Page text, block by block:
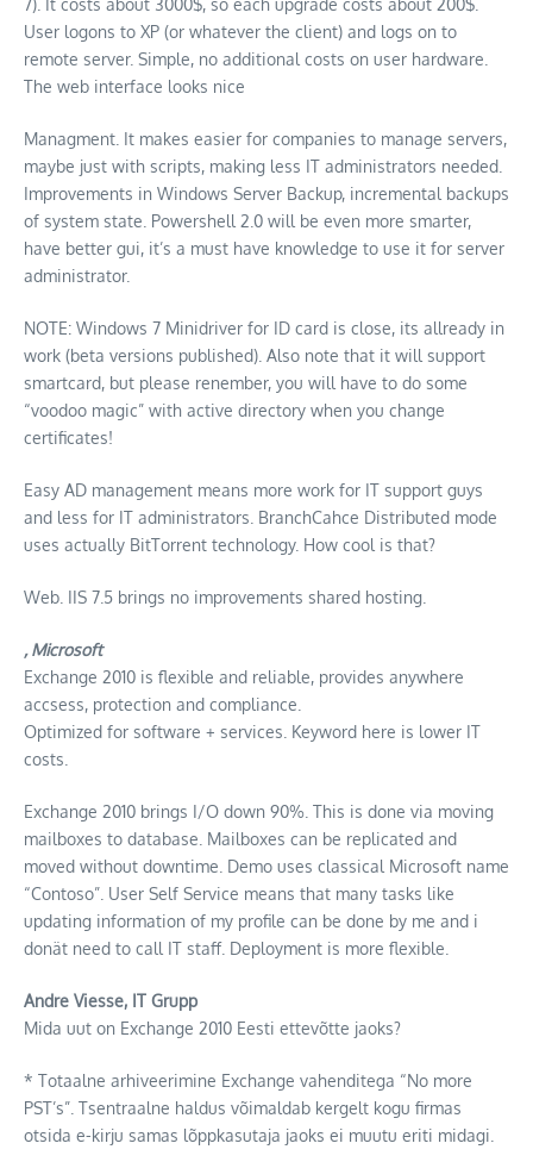
7). It costs about 3000$, so each upgrade costs about 200$.
User logons to XP (or whatever the client) and logs on to
remote server. Simple, no additional costs on user hardware.
The web interface looks nice
Managment. It makes easier for companies to manage servers,
maybe just with scripts, making less IT administrators needed.
Improvements in Windows Server Backup, incremental backups
of system state. Powershell 2.0 will be even more smarter,
have better gui, it’s a must have knowledge to use it for server
administrator.
NOTE: Windows 7 Minidriver for ID card is close, its allready in
work (beta versions published). Also note that it will support
smartcard, but please renember, you will have to do some
“voodoo magic” with active directory when you change
certificates!
Easy AD management means more work for IT support guys
and less for IT administrators. BranchCahce Distributed mode
uses actually BitTorrent technology. How cool is that?
Web. IIS 7.5 brings no improvements shared hosting.
, Microsoft
Exchange 2010 is flexible and reliable, provides anywhere
accsess, protection and compliance.
Optimized for software + services. Keyword here is lower IT
costs.
Exchange 2010 brings I/O down 90%. This is done via moving
mailboxes to database. Mailboxes can be replicated and
moved without downtime. Demo uses classical Microsoft name
“Contoso”. User Self Service means that many tasks like
updating information of my profile can be done by me and i
donät need to call IT staff. Deployment is more flexible.
Andre Viesse, IT Grupp
Mida uut on Exchange 2010 Eesti ettevõtte jaoks?
* Totaalne arhiveerimine Exchange vahenditega “No more
PST’s”. Tsentraalne haldus võimaldab kergelt kogu firmas
otsida e-kirju samas lõppkasutaja jaoks ei muutu eriti midagi.